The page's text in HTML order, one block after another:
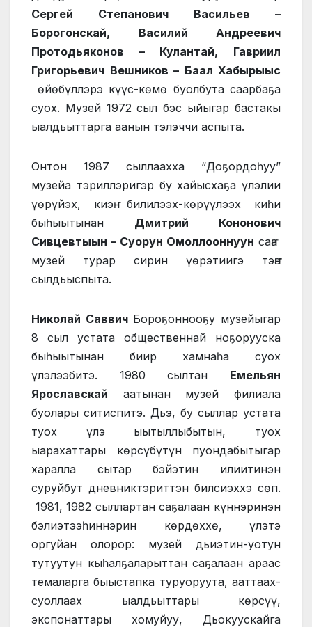
Сергей Степанович Васильев –
Борогонскай, Василий Андреевич
Протодьяконов – Кулантай, Гавриил
Григорьевич Вешников – Баал Хабырыыс
өйөбүллэрэ күүс-көмө буолбута саарбаҕа
суох. Музей 1972 сыл бэс ыйыгар бастакы
ыалдьыттарга аанын тэлэччи аспыта.
Онтон 1987 сыллаахха “Доҕордоһуу”
музейа тэриллэригэр бу хайысхаҕа үлэлии
үөрүйэх, киэҥ билилээх-көрүүлээх киһи
быһыытынан Дмитрий Кононович
Сивцевтыын – Суорун Омоллооннуун саҥа
музей турар сирин үөрэтиигэ тэҥҥэ
сылдьыспыта.
Николай СаввичБороҕоннооҕу музейыгар
8 сыл устата общественнай ноҕорууска
быһыытынан биир хамнаһа суох
үлэлээбитэ. 1980 сылтан Емельян
Ярославскай аатынан музей филиала
буолары ситиспитэ. Дьэ, бу сыллар устата
туох үлэ ыытыллыбытын, туох
ыарахаттары көрсүбүтүн пуондабытыгар
харалла сытар бэйэтин илиитинэн
суруйбут дневниктэриттэн билсиэххэ сөп.
1981, 1982 сыллартан саҕалаан күннэринэн
бэлиэтээһиннэрин көрдөххө, үлэтэ
оргуйан олорор: музей дьиэтин-уотун
тутуутун кыһалҕаларыттан саҕалаан араас
темаларга быыстапка туруоруута, ааттаах-
суоллаах ыалдьыттары көрсүү,
экспонаттары хомуйуу, Дьокуускайга